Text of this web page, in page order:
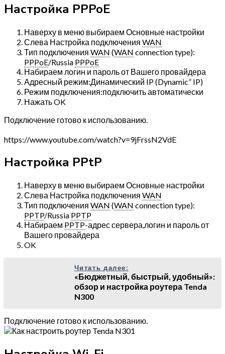
Настройка PPPoE
Наверху в меню выбираем Основные настройки
Слева Настройка подключения WAN
Тип подключения WAN (WAN connection type):
PPPoE/Russia PPPoE
Набираем логин и пароль от Вашего провайдера
Адресный режим:Динамический IP (Dynamic” IP)
Режим подключения:подключить автоматически
Нажать OK
Подключение готово к использованию.
https://www.youtube.com/watch?v=9jFrssN2VdE
Настройка PPtP
Наверху в меню выбираем Основные настройки
Слева Настройка подключения WAN
Тип подключения WAN (WAN connection type):
PPTP/Russia PPTP
Набираем PPTP-адрес сервера,логин и пароль от
Вашего провайдера
OK
Читать далее:
«Бюджетный, быстрый, удобный»:
обзор и настройка роутера Tenda
N300
Подключение готово к использованию.